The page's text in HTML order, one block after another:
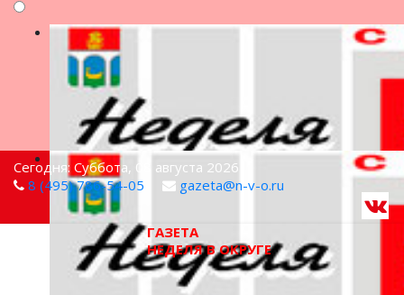
Сегодня: Суббота, 08 августа 2026
8 (495) 786-54-05
gazeta@n-v-o.ru
ГАЗЕТА
НЕДЕЛЯ В ОКРУГЕ